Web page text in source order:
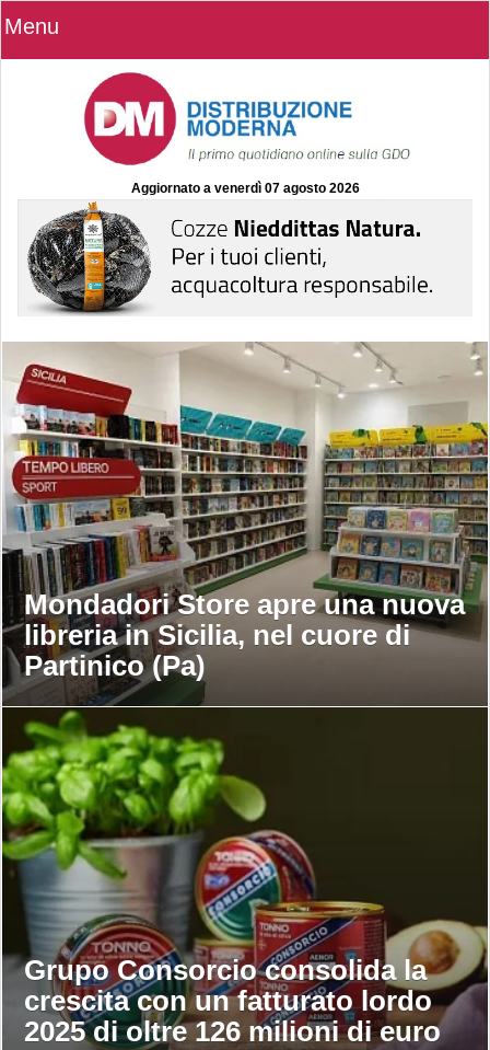
Menu
Aggiornato a venerdì 07 agosto 2026
Mondadori Store apre una nuova
libreria in Sicilia, nel cuore di
Partinico (Pa)
Grupo Consorcio consolida la
crescita con un fatturato lordo
2025 di oltre 126 milioni di euro